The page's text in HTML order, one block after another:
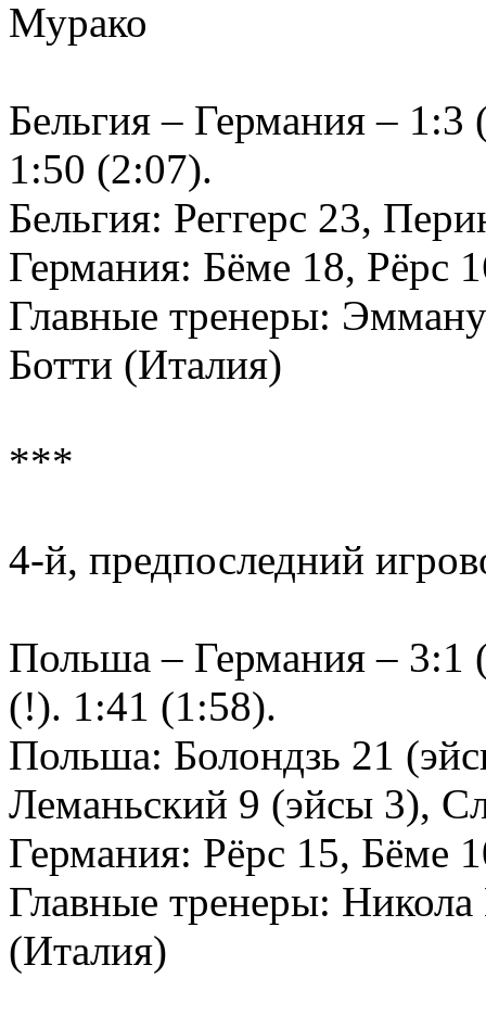
Мурако
Бельгия – Германия –
1:50 (2:07).
Бельгия: Реггерс 23,
Германия: Бёме 18, Рёрс
Главные тренеры:
Ботти (Италия)
***
4-й, предпоследний
Польша – Германия – 3:1
(!). 1:41 (1:58).
Польша: Болондзь 21
Леманьский 9 (эйсы 3),
Германия: Рёрс 15, Бёме
Главные тренеры:
(Италия)